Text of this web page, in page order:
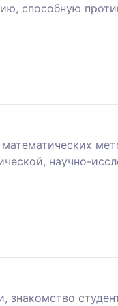
способную
научно-
знакомство